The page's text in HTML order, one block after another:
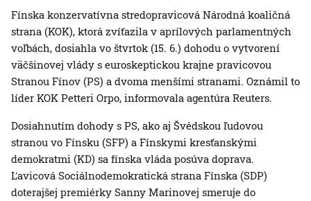
Fínska konzervatívna stredopravicová Národná koaličná
strana (KOK), ktorá zvíťazila v aprílových parlamentných
voľbách, dosiahla vo štvrtok (15. 6.) dohodu o vytvorení
väčšinovej vlády s euroskeptickou krajne pravicovou
Stranou Fínov (PS) a dvoma menšími stranami. Oznámil to
líder KOK Petteri Orpo, informovala agentúra Reuters.
Dosiahnutím dohody s PS, ako aj Švédskou ľudovou
stranou vo Fínsku (SFP) a Fínskymi kresťanskými
demokratmi (KD) sa fínska vláda posúva doprava.
Ľavicová Sociálnodemokratická strana Fínska (SDP)
doterajšej premiérky Sanny Marinovej smeruje do